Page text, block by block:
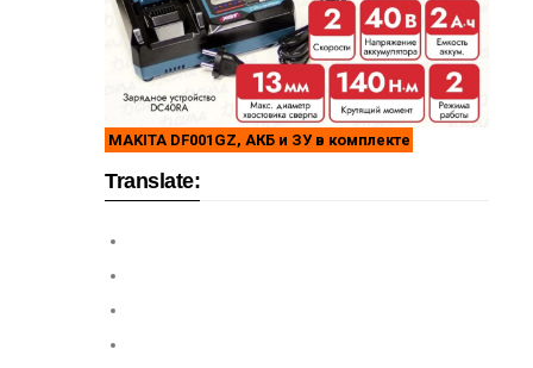
MAKITA DF001GZ, АКБ и ЗУ в комплекте
Translate: